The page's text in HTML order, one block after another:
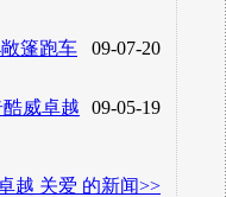
09-07-20
篷跑车
09-05-19
威卓越
越 关爱 的新闻>>